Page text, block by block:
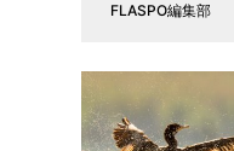
FLASPO編集部